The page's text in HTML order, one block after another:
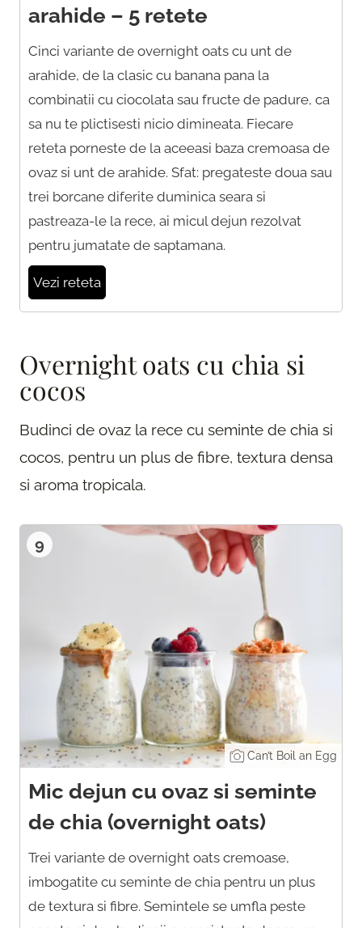
arahide – 5 retete
Cinci variante de overnight oats cu unt de
arahide, de la clasic cu banana pana la
combinatii cu ciocolata sau fructe de padure, ca
sa nu te plictisesti nicio dimineata. Fiecare
reteta porneste de la aceeasi baza cremoasa de
ovaz si unt de arahide. Sfat: pregateste doua sau
trei borcane diferite duminica seara si
pastreaza-le la rece, ai micul dejun rezolvat
pentru jumatate de saptamana.
Vezi reteta
Overnight oats cu chia si
cocos
Budinci de ovaz la rece cu seminte de chia si
cocos, pentru un plus de fibre, textura densa
si aroma tropicala.
9
Can’t Boil an Egg
Mic dejun cu ovaz si seminte
de chia (overnight oats)
Trei variante de overnight oats cremoase,
imbogatite cu seminte de chia pentru un plus
de textura si fibre. Semintele se umfla peste